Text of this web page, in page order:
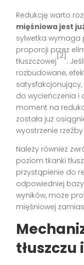
Redukcję warto
mięśniowa jest
sylwetka wymaga
proporcji przez
tłuszczowej
[2]
.
rozbudowane,
do wycieńczenia i
moment na
została już
wyostrzenie rzeźby
Należy również
poziom tkanki
przystąpienie do
odpowiedniej
wyników, może
mięśniowej